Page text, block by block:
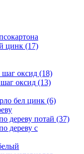
цинк (17)
шаг оксид (18)
оксид (13)
бел цинк (6)
дереву потай (37)
дереву с